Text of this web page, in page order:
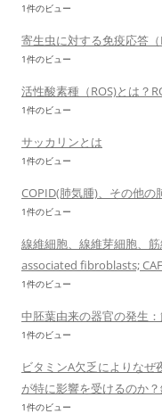
1件のビュー
寄生虫に対する免疫応答
1件のビュー
活性酸素種（ROS)とは？
1件のビュー
サッカリンとは
1件のビュー
COPID(肺気腫)、その他の
1件のビュー
線維細胞、線維芽細胞、
associated fibroblasts;
1件のビュー
中胚葉由来の器官の発生
1件のビュー
ビタミンA欠乏によりな
が特に影響を受けるのか
1件のビュー